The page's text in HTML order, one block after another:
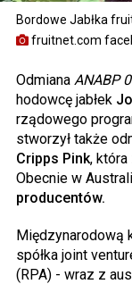
Bordowe Jabłka
fruitnet.com
Odmiana ANABP
hodowcę jabłek
rządowego
stworzył także
Cripps Pink, która
Obecnie w
producentów.
Międzynarodową
spółka joint
(RPA) - wraz z